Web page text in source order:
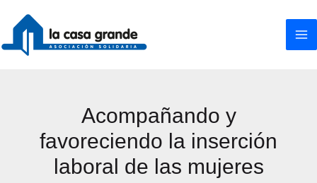
contenido
Acompañando y
favoreciendo la inserción
laboral de las mujeres